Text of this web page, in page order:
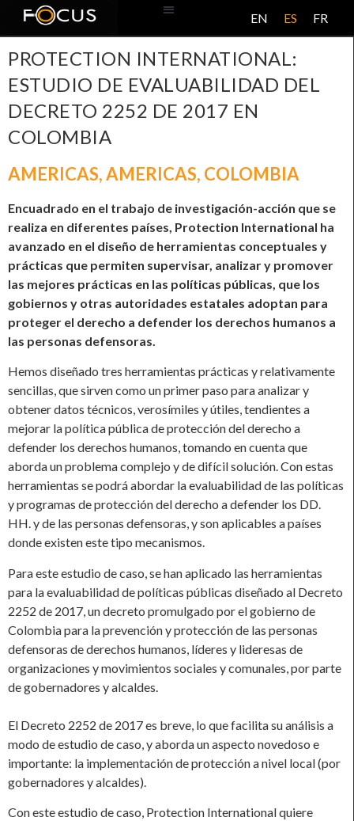
EN ES FR
PROTECTION INTERNATIONAL:
ESTUDIO DE EVALUABILIDAD DEL
DECRETO 2252 DE 2017 EN
COLOMBIA
AMERICAS,AMERICAS, COLOMBIA
Encuadrado en el trabajo de investigación-acción que se
realiza en diferentes países, Protection International ha
avanzado en el diseño de herramientas conceptuales y
prácticas que permiten supervisar, analizar y promover
las mejores prácticas en las políticas públicas, que los
gobiernos y otras autoridades estatales adoptan para
proteger el derecho a defender los derechos humanos a
las personas defensoras.
Hemos diseñado tres herramientas prácticas y relativamente
sencillas, que sirven como un primer paso para analizar y
obtener datos técnicos, verosímiles y útiles, tendientes a
mejorar la política pública de protección del derecho a
defender los derechos humanos, tomando en cuenta que
aborda un problema complejo y de difícil solución. Con estas
herramientas se podrá abordar la evaluabilidad de las políticas
y programas de protección del derecho a defender los DD.
HH. y de las personas defensoras, y son aplicables a países
donde existen este tipo mecanismos.
Para este estudio de caso, se han aplicado las herramientas
para la evaluabilidad de políticas públicas diseñado al Decreto
2252 de 2017, un decreto promulgado por el gobierno de
Colombia para la prevención y protección de las personas
defensoras de derechos humanos, líderes y lideresas de
organizaciones y movimientos sociales y comunales, por parte
de gobernadores y alcaldes.
El Decreto 2252 de 2017 es breve, lo que facilita su análisis a
modo de estudio de caso, y aborda un aspecto novedoso e
importante: la implementación de protección a nivel local (por
gobernadores y alcaldes).
Con este estudio de caso, Protection International quiere